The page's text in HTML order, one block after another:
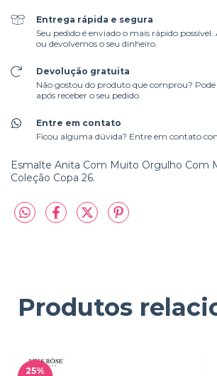
Entrega rápida e segura
Seu pedido é enviado o mais rápido
ou devolvemos o seu dinheiro.
Devolução gratuita
Não gostou do produto que comprou? Pode
após receber o seu pedido.
Entre em contato
Ficou alguma dúvida? Entre em contato
Esmalte Anita Com Muito Orgulho Com
Coleção Copa 26.
Produtos
25%